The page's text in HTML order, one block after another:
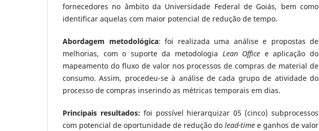
fornecedores no âmbito da Universidade Federal de Goiás, bem como
identificar aquelas com maior potencial de redução de tempo.
Abordagem metodológica: foi realizada uma análise e propostas de
melhorias, com o suporte da metodologia Lean Office e aplicação do
mapeamento do fluxo de valor nos processos de compras de material de
consumo. Assim, procedeu-se à análise de cada grupo de atividade do
processo de compras inserindo as métricas temporais em dias.
Principais resultados: foi possível hierarquizar 05 (cinco) subprocessos
com potencial de oportunidade de redução do lead-time e ganhos de valor